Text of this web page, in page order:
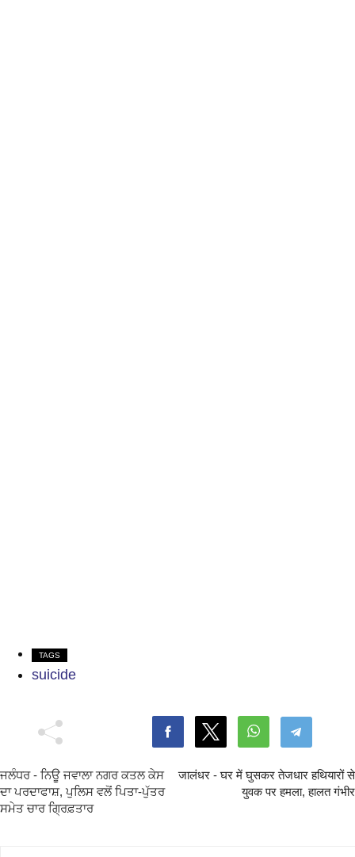
TAGS
suicide
ਜਲੰਧਰ - ਨਿਊ ਜਵਾਲਾ ਨਗਰ ਕਤਲ ਕੇਸ
ਦਾ ਪਰਦਾਫਾਸ਼, ਪੁਲਿਸ ਵਲੋਂ ਪਿਤਾ-ਪੁੱਤਰ
ਸਮੇਤ ਚਾਰ ਗ੍ਰਿਫ਼ਤਾਰ
जालंधर - घर में घुसकर तेजधार हथियारों से
युवक पर हमला, हालत गंभीर